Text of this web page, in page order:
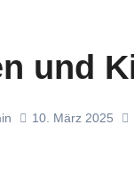
und
10. März 2025